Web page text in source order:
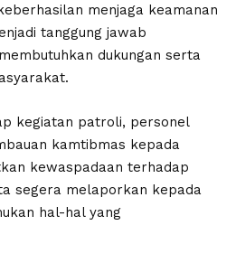
menjaga keamanan
tanggung jawab
dukungan serta
kegiatan patroli, personel
kamtibmas kepada
kewaspadaan terhadap
segera melaporkan kepada
hal-hal yang